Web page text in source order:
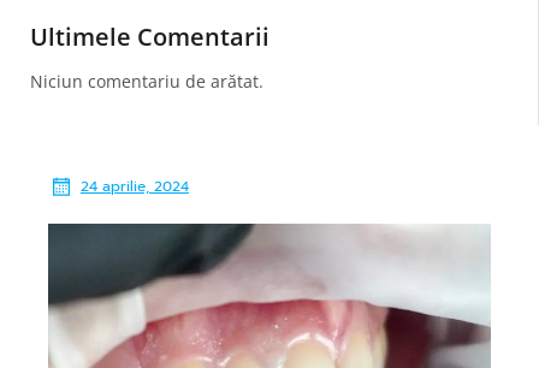
Ultimele Comentarii
Niciun comentariu de arătat.
24 aprilie, 2024